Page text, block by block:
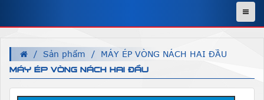
Menu
Sản phẩm MÁY ÉP VÒNG NÁCH HAI ĐẦU
MÁY ÉP VÒNG NÁCH HAI ĐẦU